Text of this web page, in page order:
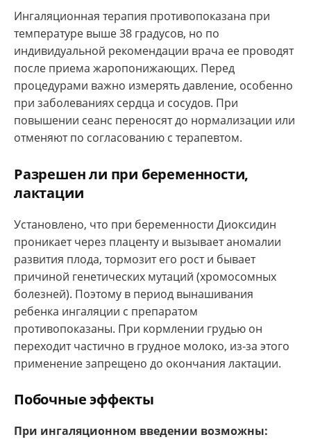
Ингаляционная терапия противопоказана при
температуре выше 38 градусов, но по
индивидуальной рекомендации врача ее проводят
после приема жаропонижающих. Перед
процедурами важно измерять давление, особенно
при заболеваниях сердца и сосудов. При
повышении сеанс переносят до нормализации или
отменяют по согласованию с терапевтом.
Разрешен ли при беременности,
лактации
Установлено, что при беременности Диоксидин
проникает через плаценту и вызывает аномалии
развития плода, тормозит его рост и бывает
причиной генетических мутаций (хромосомных
болезней). Поэтому в период вынашивания
ребенка ингаляции с препаратом
противопоказаны. При кормлении грудью он
переходит частично в грудное молоко, из-за этого
применение запрещено до окончания лактации.
Побочные эффекты
При ингаляционном введении возможны: